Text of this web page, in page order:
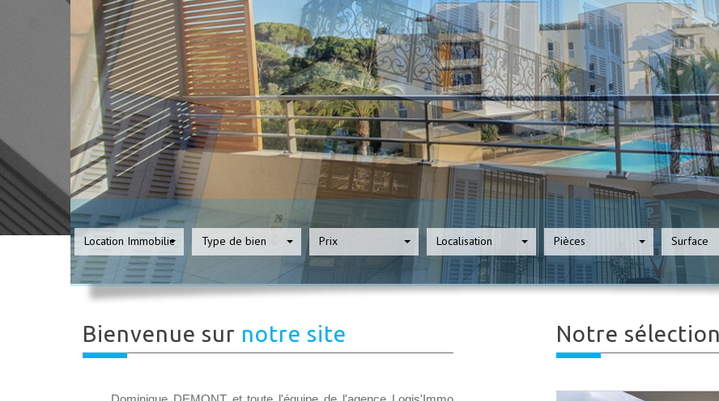
Location Immobilier Professionnel
Type de bien Prix Localisation Pièces Surface
Bienvenue sur notre site Notre sélection